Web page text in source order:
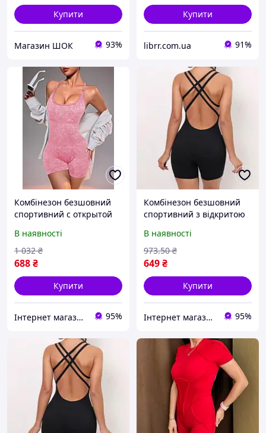
Купити
Магазин ШОК 93%
Купити
librr.com.ua 91%
Комбінезон безшовний
спортивний с открытой
Відмінна якість
В наявності
688₴
1 032 ₴
Купити
Інтернет магазин ЕЙФОРІЯ 95%
Комбінезон безшовний
спортивний з відкритою
Відмінна якість
В наявності
649₴
973.50 ₴
Купити
Інтернет магазин ЕЙФОРІЯ 95%